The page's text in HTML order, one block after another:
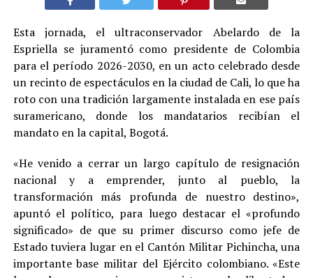
Esta jornada, el ultraconservador Abelardo de la
Espriella se juramentó como presidente de Colombia
para el período 2026-2030, en un acto celebrado desde
un recinto de espectáculos en la ciudad de Cali, lo que ha
roto con una tradición largamente instalada en ese país
suramericano, donde los mandatarios recibían el
mandato en la capital, Bogotá.
«He venido a cerrar un largo capítulo de resignación
nacional y a emprender, junto al pueblo, la
transformación más profunda de nuestro destino»,
apuntó el político, para luego destacar el «profundo
significado» de que su primer discurso como jefe de
Estado tuviera lugar en el Cantón Militar Pichincha, una
importante base militar del Ejército colombiano. «Este